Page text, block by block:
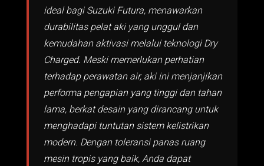
ideal bagi Suzuki Futura, menawarkan
durabilitas pelat aki yang unggul dan
kemudahan aktivasi melalui teknologi Dry
Charged. Meski memerlukan perhatian
terhadap perawatan air, aki ini menjanjikan
performa pengapian yang tinggi dan tahan
lama, berkat desain yang dirancang untuk
menghadapi tuntutan sistem kelistrikan
modern. Dengan toleransi panas ruang
mesin tropis yang baik, Anda dapat